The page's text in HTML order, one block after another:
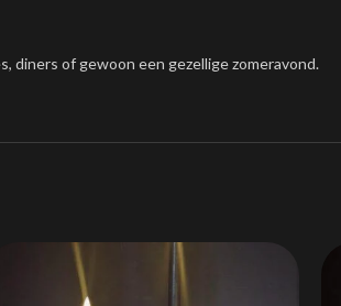
diners of gewoon een gezellige zomeravond.